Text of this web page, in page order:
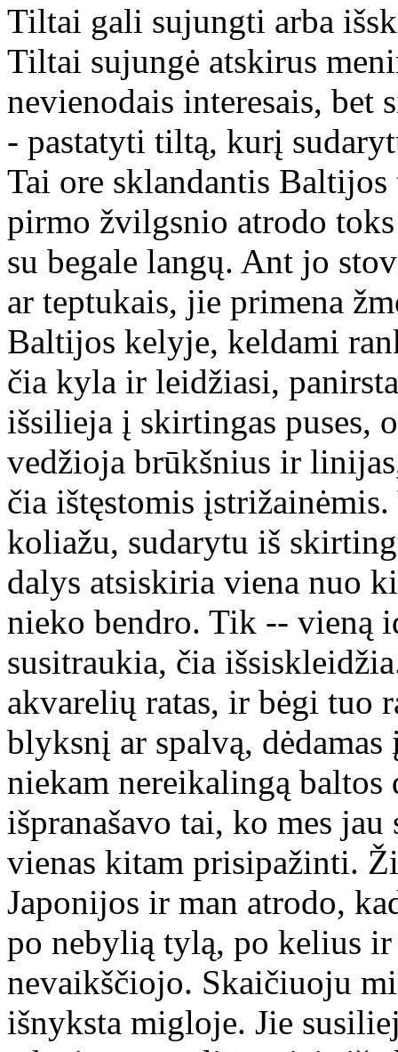
Tiltai gali sujungti arba
Tiltai sujungė atskirus
nevienodais interesais, bet
- pastatyti tiltą, kurį
Tai ore sklandantis
pirmo žvilgsnio atrodo
su begale langų. Ant jo
ar teptukais, jie primena
Baltijos kelyje, keldami
čia kyla ir leidžiasi,
išsilieja į skirtingas puses,
vedžioja brūkšnius ir
čia ištęstomis
koliažu, sudarytu iš
dalys atsiskiria viena nuo
nieko bendro. Tik -- vieną
susitraukia, čia
akvarelių ratas, ir bėgi tuo
blyksnį ar spalvą,
niekam nereikalingą baltos
išpranašavo tai, ko mes
vienas kitam prisipažinti.
Japonijos ir man atrodo,
po nebylią tylą, po kelius
nevaikščiojo. Skaičiuoju
išnyksta migloje. Jie